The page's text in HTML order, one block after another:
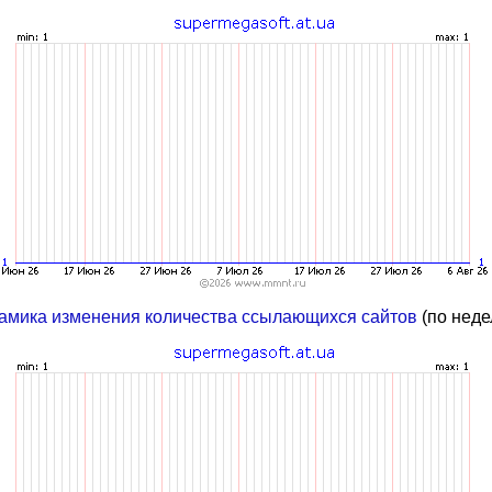
изменения количества ссылающихся сайтов (по